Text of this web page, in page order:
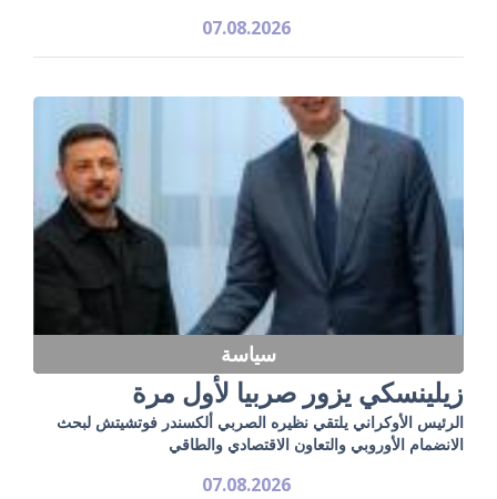
07.08.2026
سياسة
زيلينسكي يزور صربيا لأول مرة
الرئيس الأوكراني يلتقي نظيره الصربي ألكسندر فوتشيتش لبحث
الانضمام الأوروبي والتعاون الاقتصادي والطاقي
07.08.2026